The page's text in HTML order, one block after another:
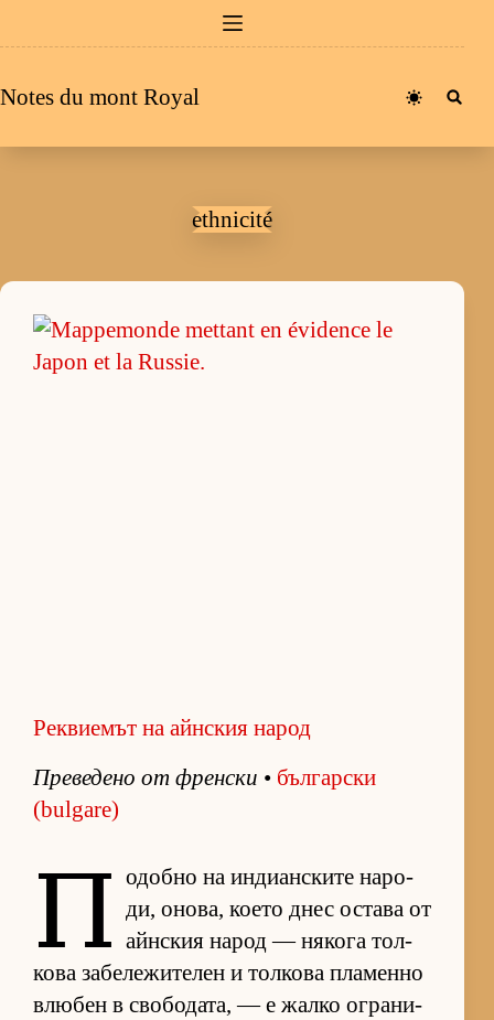
au
Notes du mont Royal
ethnicité
Реквиемът на айнския народ
Пре­ве­дено от френ­ски • бъл­гар­ски
(bulgare)
П о­добно на ин­ди­ан­с­ките на­ро­
ди, оно­ва, ко­ето днес ос­тава от
айн­с­кия на­род — ня­кога тол­
кова за­бе­ле­жи­те­лен и тол­кова пла­менно
влю­бен в сво­бо­да­та, — е жалко ог­ра­ни­